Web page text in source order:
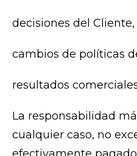
decisiones del Cliente,
cambios de políticas
resultados
La responsabilidad
cualquier caso, no